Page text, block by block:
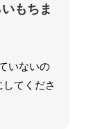
もちま
いないの
てくださ